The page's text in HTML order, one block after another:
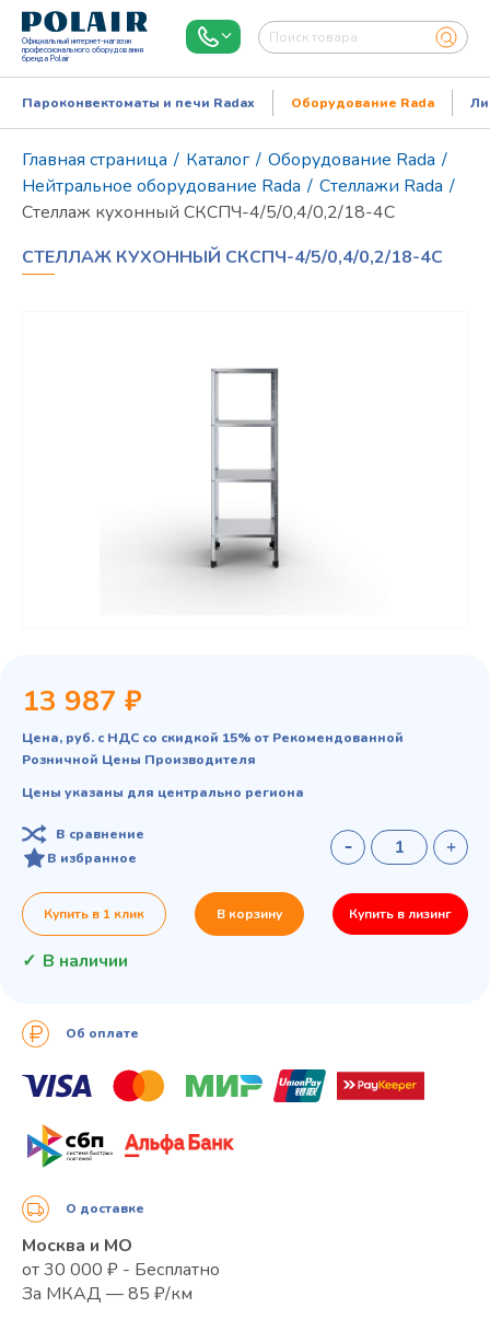
Официальный интернет-магазин
профессионального оборудования
бренда Polair
Режим работы:Пн..Пт: 9.00-18.00
Пароконвектоматы и печи Radax Оборудование Rada
Главная страница / Каталог / Оборудование Rada /
Нейтральное оборудование Rada / Стеллажи Rada /
Стеллаж кухонный СКСПЧ-4/5/0,4/0,2/18-4С
СТЕЛЛАЖ КУХОННЫЙ СКСПЧ-4/5/0,4/0,2/18-4С
13 987 ₽
Цена, руб. с НДС со скидкой 15% от Рекомендованной
Розничной Цены Производителя
Цены указаны для центрально региона
В сравнение
В избранное
Купить в 1 клик В корзину Купить в лизинг
В наличии
Об оплате
О доставке
Москва и МО
от 30 000 ₽ - Бесплатно
За МКАД — 85 ₽/км